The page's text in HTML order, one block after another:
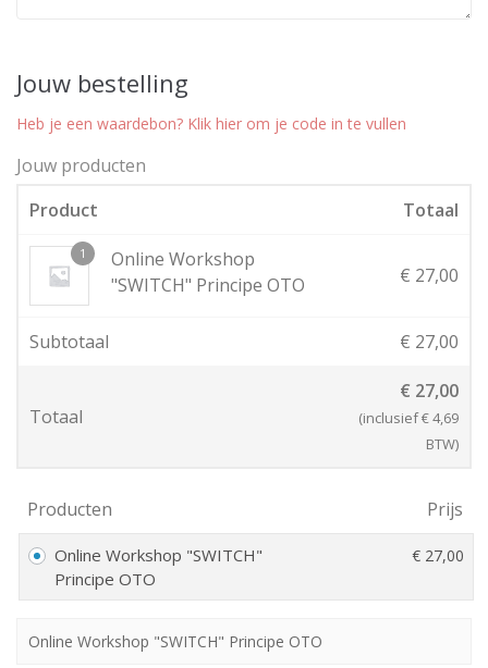
Jouw bestelling
Heb je een waardebon? Klik hier om je code in te vullen
Jouw producten
Product
Totaal
1
Online Workshop
"SWITCH" Principe OTO
€ 27,00
Subtotaal € 27,00
Totaal
€ 27,00
(inclusief€4,69
BTW)
Producten Prijs
Online Workshop "SWITCH"
Principe OTO
€ 27,00
Online Workshop "SWITCH" Principe OTO